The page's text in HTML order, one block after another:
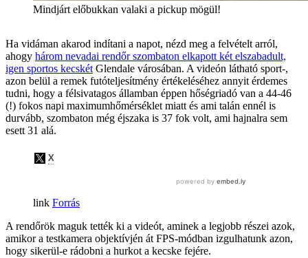
Mindjárt előbukkan valaki a pickup mögül!
Ha vidáman akarod indítani a napot, nézd meg a felvételt arról,
ahogy három nevadai rendőr szombaton elkapott két elszabadult,
igen sportos kecskét Glendale városában. A videón látható sport-,
azon belül a remek futóteljesítmény értékeléséhez annyit érdemes
tudni, hogy a félsivatagos államban éppen hőségriadó van a 44-46
(!) fokos napi maximumhőmérséklet miatt és ami talán ennél is
durvább, szombaton még éjszaka is 37 fok volt, ami hajnalra sem
esett 31 alá.
Forrás
A rendőrök maguk tették ki a videót, aminek a legjobb részei azok,
amikor a testkamera objektívjén át FPS-módban izgulhatunk azon,
hogy sikerül-e rádobni a hurkot a kecske fejére.